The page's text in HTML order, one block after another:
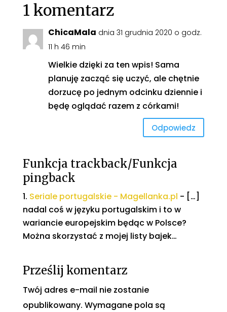
1 komentarz
ChicaMala dnia 31 grudnia 2020 o godz.
11 h 46 min
Wielkie dzięki za ten wpis! Sama
planuję zacząć się uczyć, ale chętnie
dorzucę po jednym odcinku dziennie i
będę oglądać razem z córkami!
Odpowiedz
Funkcja trackback/Funkcja
pingback
Seriale portugalskie - Magellanka.pl - […]
nadal coś w języku portugalskim i to w
wariancie europejskim będąc w Polsce?
Można skorzystać z mojej listy bajek…
Prześlij komentarz
Twój adres e-mail nie zostanie
opublikowany. Wymagane pola są